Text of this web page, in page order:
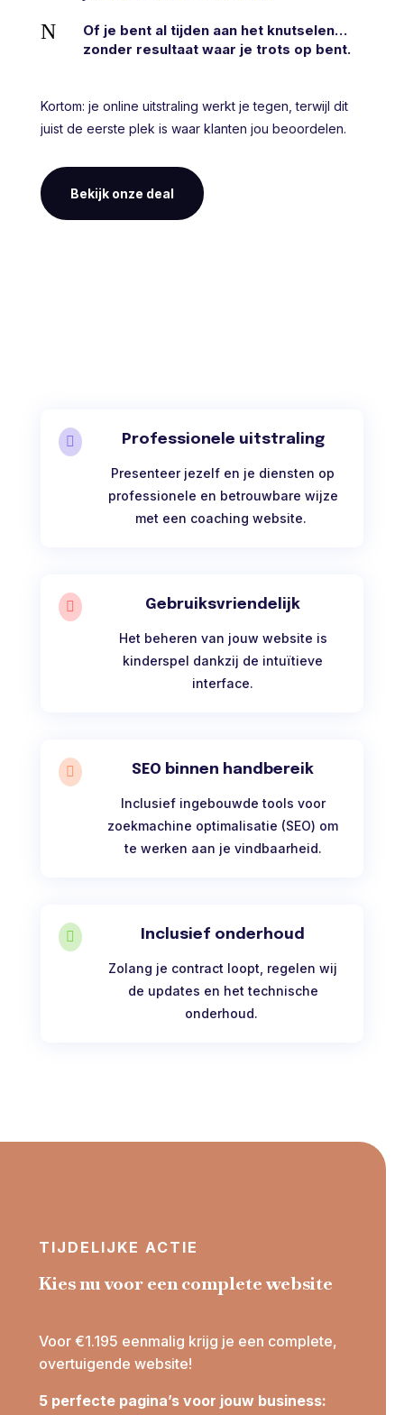
N
Of je bent al tijden aan het knutselen…
zonder resultaat waar je trots op bent.
Kortom: je online uitstraling werkt je tegen, terwijl dit
juist de eerste plek is waar klanten jou beoordelen.
Bekijk onze deal
 Professionele uitstraling
Presenteer jezelf en je diensten op
professionele en betrouwbare wijze
met een coaching website.
 Gebruiksvriendelijk
Het beheren van jouw website is
kinderspel dankzij de intuïtieve
interface.
 SEO binnen handbereik
Inclusief ingebouwde tools voor
zoekmachine optimalisatie (SEO) om
te werken aan je vindbaarheid.
 Inclusief onderhoud
Zolang je contract loopt, regelen wij
de updates en het technische
onderhoud.
TIJDELIJKE ACTIE
Kies nu voor een complete website
Voor €1.195 eenmalig krijg je een complete,
overtuigende website!
5 perfecte pagina’s voor jouw business: